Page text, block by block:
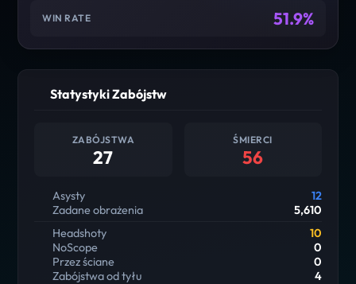
WIN RATE 51.9%
Statystyki Zabójstw
ZABÓJSTWA
27
ŚMIERCI
56
Asysty
12
Zadane obrażenia
5,610
Headshoty
10
NoScope
0
Przez ściane
0
Zabójstwa od tyłu
4